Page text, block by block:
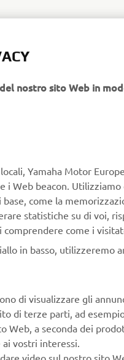
TÉNÉRÉ
Quarta e ultima
Ténéré 700
iscriversi clicca
nostro sito Web in
Yamaha Motor
i Web beacon.
come la
statistiche su di voi,
come i
in basso, utilizzeremo
di visualizzare gli
di terze parti, ad
Web, a seconda dei
vostri interessi.
video sul nostro sito